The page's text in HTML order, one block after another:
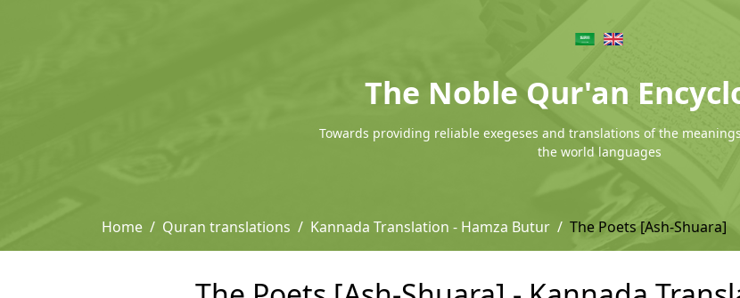
The Noble Qur'an
Towards providing reliable exegeses and translations of the
the world languages
Home Quran translations Kannada Translation - Hamza Butur The Poets [Ash-Shuara]